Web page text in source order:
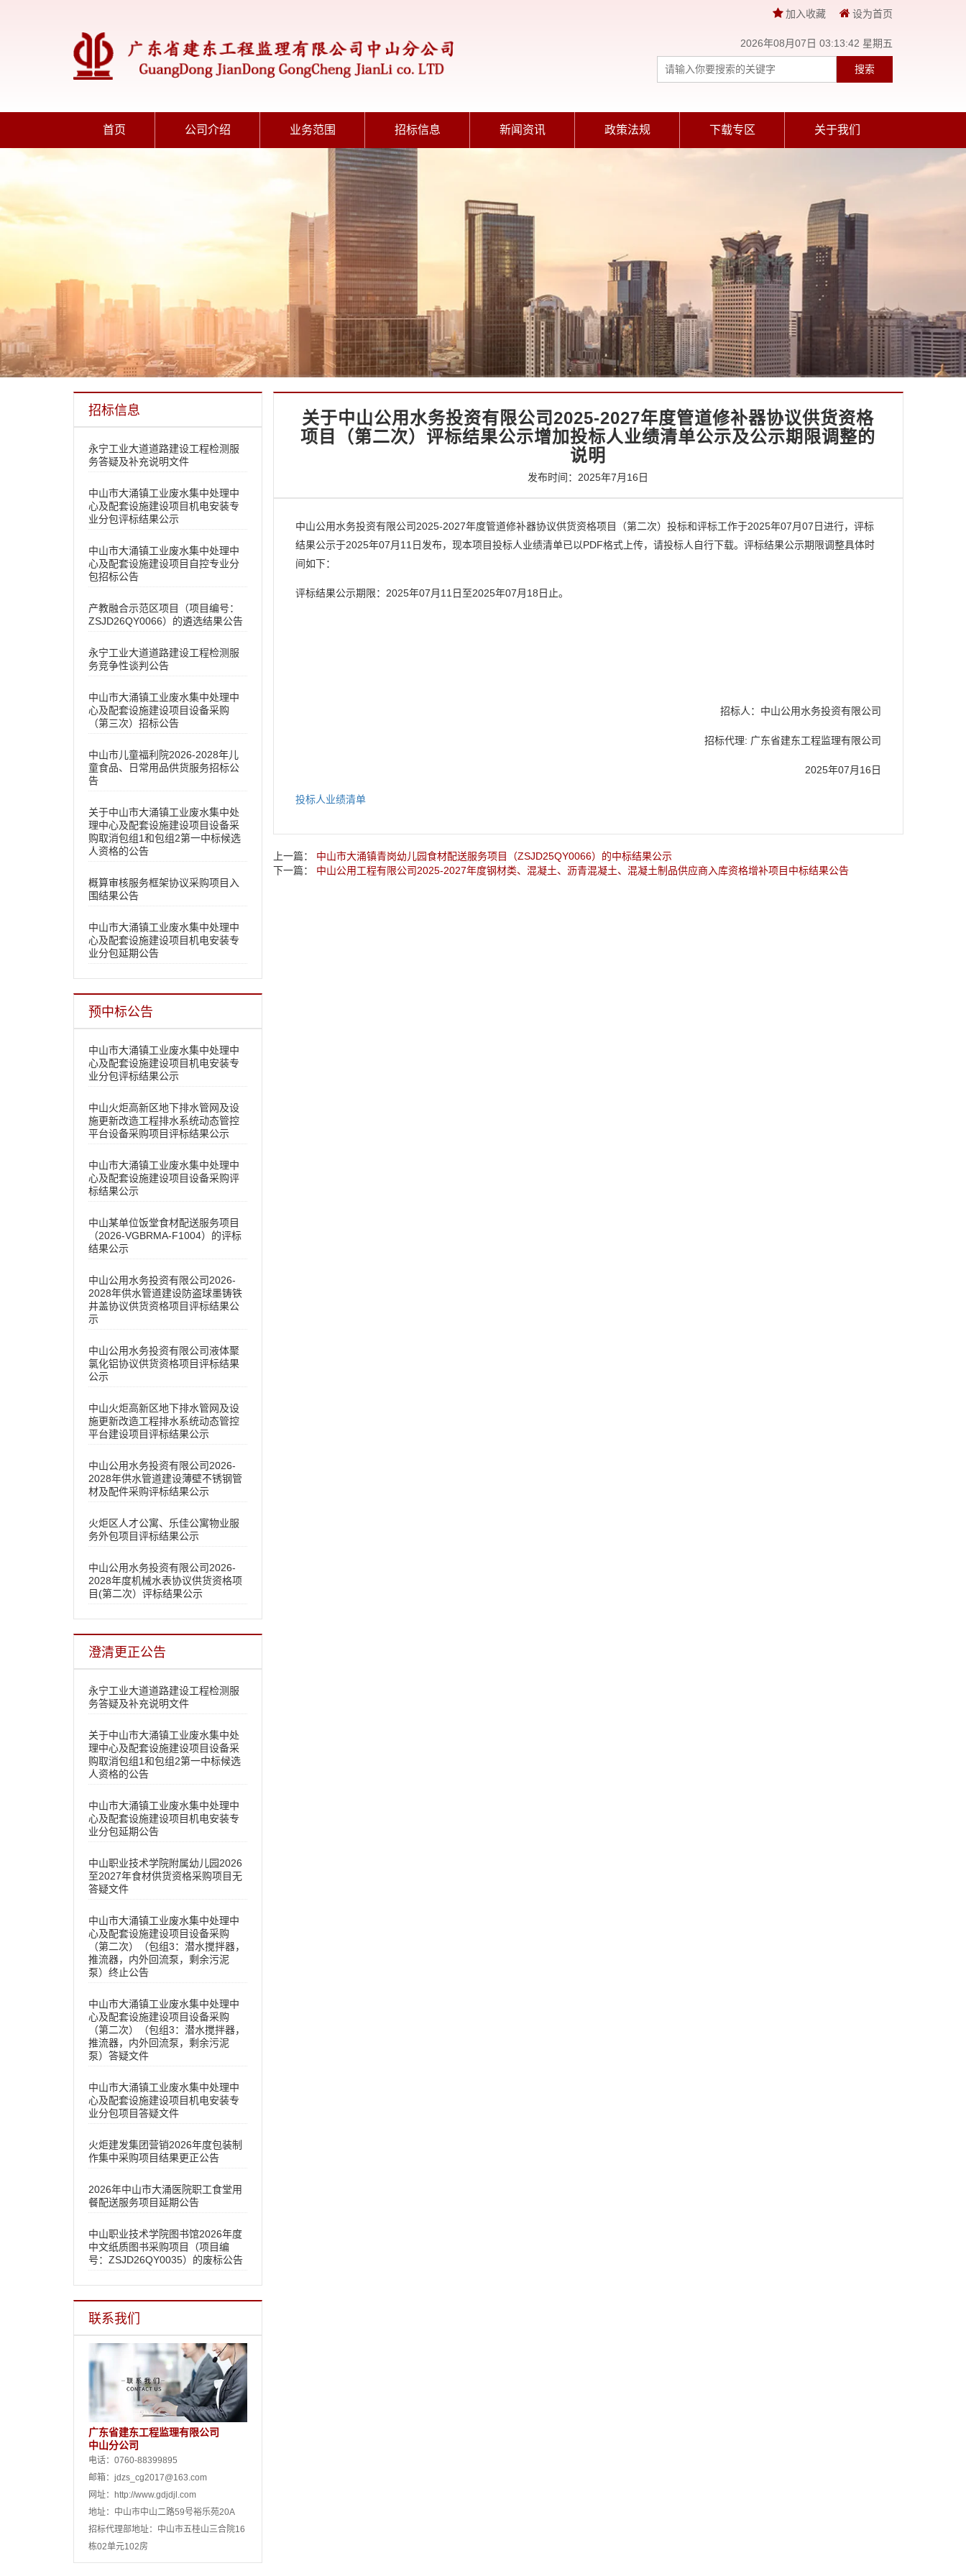
加入收藏 设为首页
2026年08月07日 03:13:43 星期五
搜索
首页 公司介绍 业务范围 招标信息 新闻资讯 政策法规 下载专区 关于我们
招标信息
永宁工业大道道路建设工程检测服
务答疑及补充说明文件
中山市大涌镇工业废水集中处理中
心及配套设施建设项目机电安装专
业分包评标结果公示
中山市大涌镇工业废水集中处理中
心及配套设施建设项目自控专业分
包招标公告
产教融合示范区项目（项目编号：
ZSJD26QY0066）的遴选结果公告
永宁工业大道道路建设工程检测服
务竞争性谈判公告
中山市大涌镇工业废水集中处理中
心及配套设施建设项目设备采购
（第三次）招标公告
中山市儿童福利院2026-2028年儿
童食品、日常用品供货服务招标公
告
关于中山市大涌镇工业废水集中处
理中心及配套设施建设项目设备采
购取消包组1和包组2第一中标候选
人资格的公告
概算审核服务框架协议采购项目入
围结果公告
中山市大涌镇工业废水集中处理中
心及配套设施建设项目机电安装专
业分包延期公告
预中标公告
中山市大涌镇工业废水集中处理中
心及配套设施建设项目机电安装专
业分包评标结果公示
中山火炬高新区地下排水管网及设
施更新改造工程排水系统动态管控
平台设备采购项目评标结果公示
中山市大涌镇工业废水集中处理中
心及配套设施建设项目设备采购评
标结果公示
中山某单位饭堂食材配送服务项目
（2026-VGBRMA-F1004）的评标
结果公示
中山公用水务投资有限公司2026-
2028年供水管道建设防盗球墨铸铁
井盖协议供货资格项目评标结果公
示
中山公用水务投资有限公司液体聚
氯化铝协议供货资格项目评标结果
公示
中山火炬高新区地下排水管网及设
施更新改造工程排水系统动态管控
平台建设项目评标结果公示
中山公用水务投资有限公司2026-
2028年供水管道建设薄壁不锈钢管
材及配件采购评标结果公示
火炬区人才公寓、乐佳公寓物业服
务外包项目评标结果公示
中山公用水务投资有限公司2026-
2028年度机械水表协议供货资格项
目(第二次）评标结果公示
澄清更正公告
永宁工业大道道路建设工程检测服
务答疑及补充说明文件
关于中山市大涌镇工业废水集中处
理中心及配套设施建设项目设备采
购取消包组1和包组2第一中标候选
人资格的公告
中山市大涌镇工业废水集中处理中
心及配套设施建设项目机电安装专
业分包延期公告
中山职业技术学院附属幼儿园2026
至2027年食材供货资格采购项目无
答疑文件
中山市大涌镇工业废水集中处理中
心及配套设施建设项目设备采购
（第二次）（包组3：潜水搅拌器，
推流器，内外回流泵，剩余污泥
泵）终止公告
中山市大涌镇工业废水集中处理中
心及配套设施建设项目设备采购
（第二次）（包组3：潜水搅拌器，
推流器，内外回流泵，剩余污泥
泵）答疑文件
中山市大涌镇工业废水集中处理中
心及配套设施建设项目机电安装专
业分包项目答疑文件
火炬建发集团营销2026年度包装制
作集中采购项目结果更正公告
2026年中山市大涌医院职工食堂用
餐配送服务项目延期公告
中山职业技术学院图书馆2026年度
中文纸质图书采购项目（项目编
号：ZSJD26QY0035）的废标公告
联系我们
广东省建东工程监理有限公司
中山分公司
电话：0760-88399895
邮箱：jdzs_cg2017@163.com
网址：http://www.gdjdjl.com
地址：中山市中山二路59号裕乐苑20A
招标代理部地址：中山市五桂山三合院16
栋02单元102房
关于中山公用水务投资有限公司2025-2027年度管道修补器协议供货资格
项目（第二次）评标结果公示增加投标人业绩清单公示及公示期限调整的
说明
发布时间：2025年7月16日
中山公用水务投资有限公司2025-2027年度管道修补器协议供货资格项目（第二次）投标和评标工作于2025年07月07日进行，评标
结果公示于2025年07月11日发布，现本项目投标人业绩清单已以PDF格式上传，请投标人自行下载。评标结果公示期限调整具体时
间如下：
评标结果公示期限：2025年07月11日至2025年07月18日止。
招标人：中山公用水务投资有限公司
招标代理: 广东省建东工程监理有限公司
2025年07月16日
投标人业绩清单
上一篇： 中山市大涌镇青岗幼儿园食材配送服务项目（ZSJD25QY0066）的中标结果公示
下一篇： 中山公用工程有限公司2025-2027年度钢材类、混凝土、沥青混凝土、混凝土制品供应商入库资格增补项目中标结果公告